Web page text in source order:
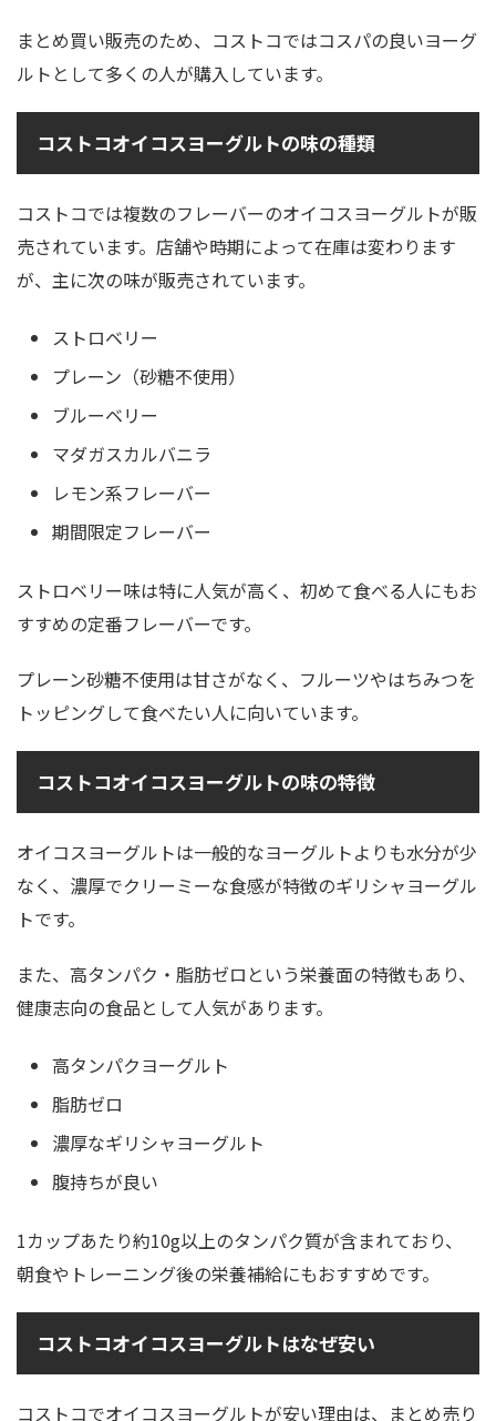
まとめ買い販売のため、コストコではコスパの良いヨーグ
ルトとして多くの人が購入しています。
コストコオイコスヨーグルトの味の種類
コストコでは複数のフレーバーのオイコスヨーグルトが販
売されています。店舗や時期によって在庫は変わります
が、主に次の味が販売されています。
ストロベリー
プレーン（砂糖不使用）
ブルーベリー
マダガスカルバニラ
レモン系フレーバー
期間限定フレーバー
ストロベリー味は特に人気が高く、初めて食べる人にもお
すすめの定番フレーバーです。
プレーン砂糖不使用は甘さがなく、フルーツやはちみつを
トッピングして食べたい人に向いています。
コストコオイコスヨーグルトの味の特徴
オイコスヨーグルトは一般的なヨーグルトよりも水分が少
なく、濃厚でクリーミーな食感が特徴のギリシャヨーグル
トです。
また、高タンパク・脂肪ゼロという栄養面の特徴もあり、
健康志向の食品として人気があります。
高タンパクヨーグルト
脂肪ゼロ
濃厚なギリシャヨーグルト
腹持ちが良い
1カップあたり約10g以上のタンパク質が含まれており、
朝食やトレーニング後の栄養補給にもおすすめです。
コストコオイコスヨーグルトはなぜ安い
コストコでオイコスヨーグルトが安い理由は、まとめ売り